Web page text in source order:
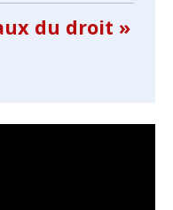
du droit »